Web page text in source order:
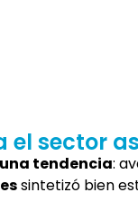
sector
tendencia:
sintetizó bien